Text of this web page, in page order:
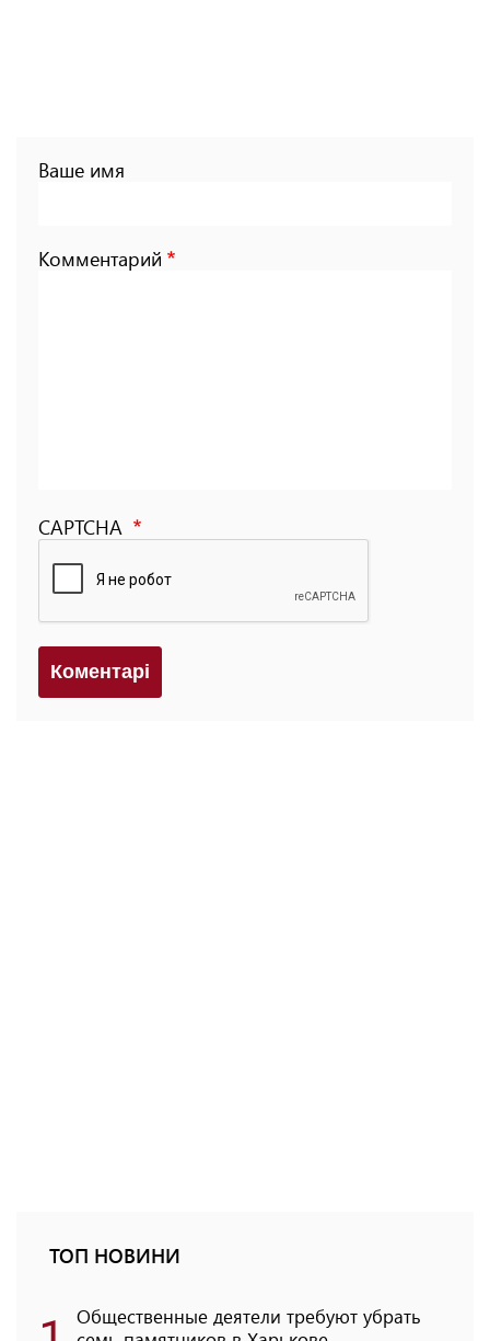
Ваше имя
Комментарий
CAPTCHA
Коментарi
ТОП НОВИНИ
Общественные деятели требуют убрать